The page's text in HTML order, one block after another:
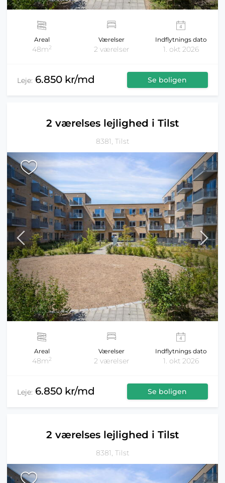
Areal
48m2
Værelser
2 værelser
Indflytnings dato
1. okt 2026
Leje: 6.850 kr/md Se boligen
2 værelses lejlighed i Tilst
8381, Tilst
Areal
48m2
Værelser
2 værelser
Indflytnings dato
1. okt 2026
Leje: 6.850 kr/md Se boligen
2 værelses lejlighed i Tilst
8381, Tilst